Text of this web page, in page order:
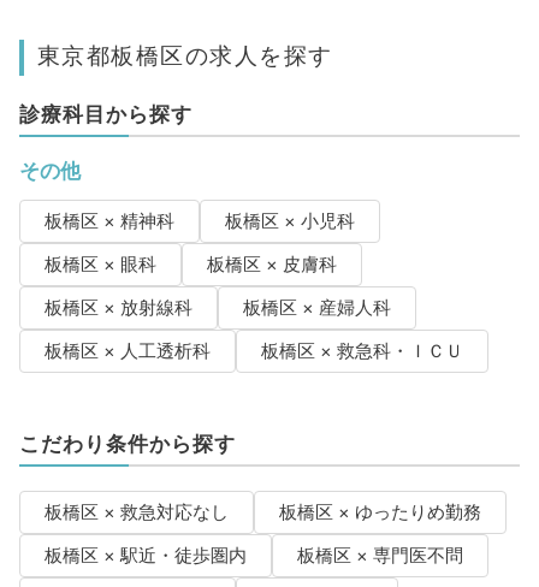
東京都板橋区の求人を探す
診療科目から探す
その他
板橋区 × 精神科
板橋区 × 小児科
板橋区 × 眼科
板橋区 × 皮膚科
板橋区 × 放射線科
板橋区 × 産婦人科
板橋区 × 人工透析科
板橋区 × 救急科・ＩＣＵ
こだわり条件から探す
板橋区 × 救急対応なし
板橋区 × ゆったりめ勤務
板橋区 × 駅近・徒歩圏内
板橋区 × 専門医不問